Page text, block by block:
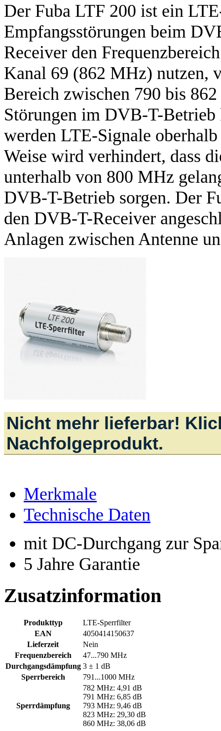
Der Fuba LTF 200 ist ein
Empfangsstörungen beim
Receiver den
Kanal 69 (862 MHz) nutzen,
Bereich zwischen 790 bis
Störungen im DVB-T-
werden LTE-Signale
Weise wird verhindert, dass
unterhalb von 800 MHz
DVB-T-Betrieb sorgen. Der
den DVB-T-Receiver
Anlagen zwischen Antenne
Nicht mehr lieferbar!
Nachfolgeprodukt.
Merkmale
Technische Daten
mit DC-Durchgang zur
5 Jahre Garantie
Zusatzinformation
Produkttyp
LTE-Sperrfilter
EAN
4050414150637
Lieferzeit
Nein
Frequenzbereich
47...790 MHz
Durchgangsdämpfung 3 ± 1 dB
Sperrbereich
791...1000 MHz
Sperrdämpfung
782 MHz: 4,91 dB
791 MHz: 6,85 dB
793 MHz: 9,46 dB
823 MHz: 29,30 dB
860 MHz: 38,06 dB